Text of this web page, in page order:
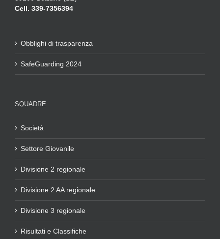
Cell. 339-7356394
Obblighi di trasparenza
SafeGuarding 2024
SQUADRE
Società
Settore Giovanile
Divisione 2 regionale
Divisione 2 AA regionale
Divisione 3 regionale
Risultati e Classifiche